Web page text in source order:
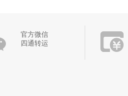
官方微信
四通转运